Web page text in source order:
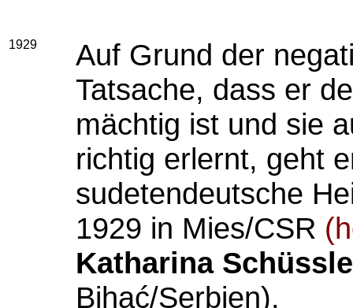
1929
Auf Grund der
Tatsache, dass er
mächtig ist und sie
richtig erlernt, geht
sudetendeutsche
1929 in Mies/CSR
Katharina
Bihać/Serbien).